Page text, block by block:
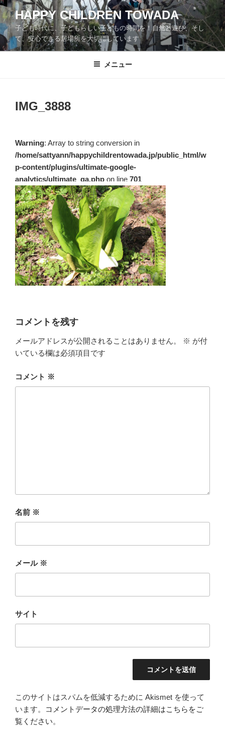
コ
ン
テ
ン
ツ
HAPPY CHILDREN TOWADA
子ども時代に、子どもらしい子どもの時間を！自然と遊び、そし
て、安心できる居場所を大切にしています
メニュー
IMG_3888
Warning: Array to string conversion in
/home/sattyann/happychildrentowada.jp/public_html/w
p-content/plugins/ultimate-google-
analytics/ultimate_ga.php on line 701
コメントを残す
メールアドレスが公開されることはありません。 ※ が付
いている欄は必須項目です
コメント ※
名前 ※
メール ※
サイト
このサイトはスパムを低減するために Akismet を使って
います。
コメントデータの処理方法の詳細はこちらをご
覧ください。